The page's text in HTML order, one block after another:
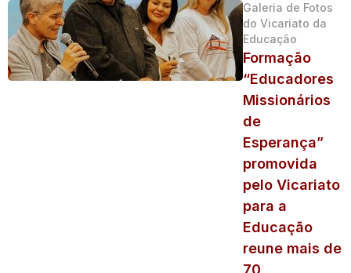
Galeria de Fotos
do Vicariato da
Educação
Formação
“Educadores
Missionários
de
Esperança”
promovida
pelo Vicariato
para a
Educação
reune mais de